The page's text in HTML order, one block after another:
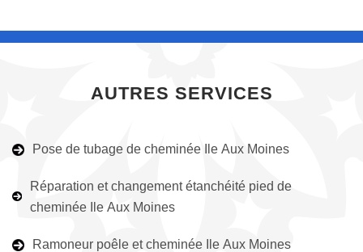
AUTRES SERVICES
Pose de tubage de cheminée Ile Aux Moines
Réparation et changement étanchéité pied de
cheminée Ile Aux Moines
Ramoneur poêle et cheminée Ile Aux Moines